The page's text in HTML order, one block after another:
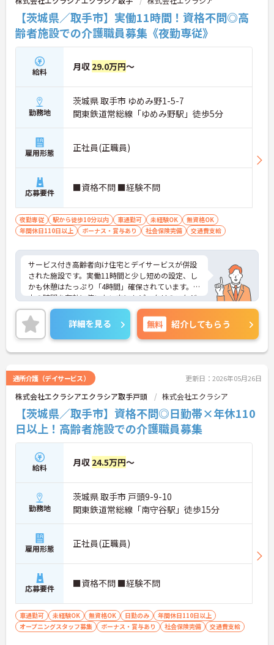
係なく意見交換を行い、みんなで解決策を考えるフ
ラットな関係性です。また、虐待防止研修などを通
じて「良いケア・悪いケア」の線引きを明確にし、
職員全員が安心して働ける、誇りを持てる職場環境
づくりに取り組んでいます。
【茨城県／取手市】実働11時間！資格不問◎高
齢者施設での介護職員募集《夜勤専従》
給料 月収 29.0万円～
勤務地
茨城県 取手市 ゆめみ野1-5-7
関東鉄道常総線「ゆめみ野駅」徒歩5分
雇用形態 正社員(正職員)
応募要件 ■資格不問 ■経験不問
夜勤専従 駅から徒歩10分以内 車通勤可 未経験OK
無資格OK
年間休日110日以上
ボーナス・賞与あり 社会保険完備 交通費支給
サービス付き高齢者向け住宅とデイサービスが併設
された施設です。実働11時間と少し短めの設定、し
かも休憩はたっぷり「4時間」確保されています。日
中の時間を有効に使いたい方にもピッタリのスケジ
ュールです。
◆「学びたい」という意欲を全力で応援する職場で
す。資格取得支援制度を利用すれば、介護職員初任
者研修や実務者研修などの費用を会社負担で取得可
能です。資格を取得するごとにしっかりと給与に反
◆施設ごとの課題を話し合う「スタッフミーティン
グ」や、利用者様へのケアを考える「ケースカンフ
ァレンス」を実施しています。新人・ベテランに関
係なく意見交換を行い、みんなで解決策を考えるフ
ラットな関係性です。また、虐待防止研修などを通
じて「良いケア・悪いケア」の線引きを明確にし、
職員全員が安心して働ける、誇りを持てる職場環境
づくりに取り組んでいます。
詳細を見る 無料 紹介してもらう
通所介護（デイサービス） 更新日：2026年05月26日
株式会社エクラシアエクラシア取手戸頭 株式会社エクラシア
【茨城県／取手市】資格不問◎日勤帯×年休110
日以上！高齢者施設での介護職員募集
給料 月収 24.5万円～
勤務地
茨城県 取手市 戸頭9-9-10
関東鉄道常総線「南守谷駅」徒歩15分
雇用形態 正社員(正職員)
応募要件 ■資格不問 ■経験不問
車通勤可 未経験OK 無資格OK 日勤のみ
年間休日110日以上
オープニングスタッフ募集
ボーナス・賞与あり 社会保険完備 交通費支給